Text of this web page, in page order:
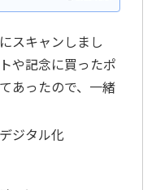
作業を1枚ずつすることに
スキャンしまし
や記念に買ったポ
あったので、一緒